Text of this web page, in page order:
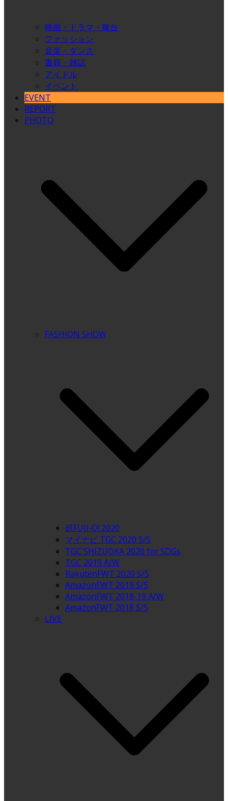
映画・ドラマ・舞台
ファッション
音楽・ダンス
書籍・雑誌
アイドル
イベント
EVENT
REPORT
PHOTO
FASHION SHOW
超FUJI-Q! 2020
マイナビ TGC 2020 S/S
TGC SHIZUOKA 2020 for SDGs
TGC 2019 A/W
RakutenFWT 2020 S/S
AmazonFWT 2019 S/S
AmazonFWT 2018-19 A/W
AmazonFWT 2018 S/S
LIVE